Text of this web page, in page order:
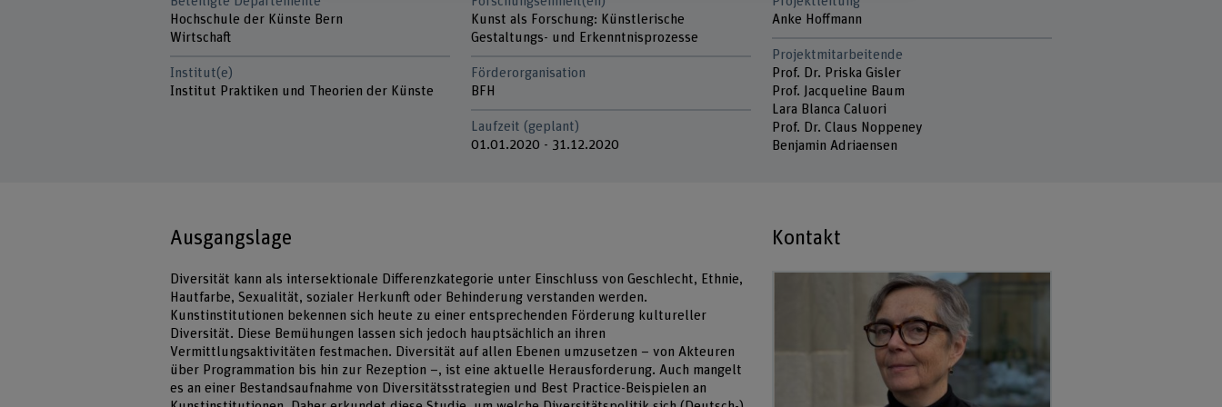
Hochschule der Künste Bern
Wirtschaft
Institut(e)
Institut Praktiken und Theorien der Künste
Kunst als Forschung: Künstlerische
Gestaltungs- und Erkenntnisprozesse
Förderorganisation
BFH
Laufzeit (geplant)
01.01.2020 - 31.12.2020
Anke Hoffmann
Projektmitarbeitende
Prof. Dr. Priska Gisler
Prof. Jacqueline Baum
Lara Blanca Caluori
Prof. Dr. Claus Noppeney
Benjamin Adriaensen
Ausgangslage
Diversität kann als intersektionale Differenzkategorie unter Einschluss von Geschlecht, Ethnie,
Hautfarbe, Sexualität, sozialer Herkunft oder Behinderung verstanden werden.
Kunstinstitutionen bekennen sich heute zu einer entsprechenden Förderung kultureller
Diversität. Diese Bemühungen lassen sich jedoch hauptsächlich an ihren
Vermittlungsaktivitäten festmachen. Diversität auf allen Ebenen umzusetzen – von Akteuren
über Programmation bis hin zur Rezeption –, ist eine aktuelle Herausforderung. Auch mangelt
es an einer Bestandsaufnahme von Diversitätsstrategien und Best Practice-Beispielen an
Kontakt